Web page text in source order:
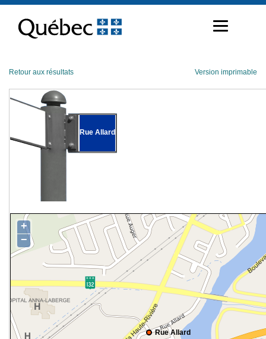
contenu
Retour aux résultats Version imprimable
Rue Allard
Rue Allard
+
−